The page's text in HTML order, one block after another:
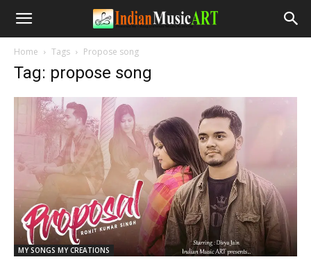
Home Tags Propose song
Tag: propose song
MY SONGS MY CREATIONS